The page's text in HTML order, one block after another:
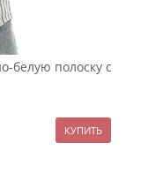
белую полоску с